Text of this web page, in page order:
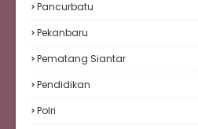
Pancurbatu
Pekanbaru
Pematang Siantar
Pendidikan
Polri